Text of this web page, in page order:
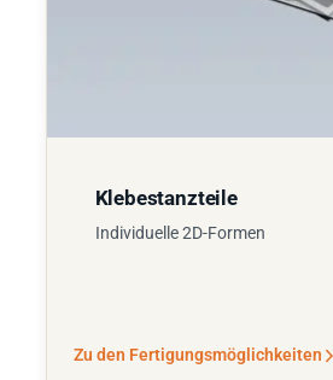
Klebestanzteile
Individuelle 2D-Formen
Zu den Fertigungsmöglichkeiten